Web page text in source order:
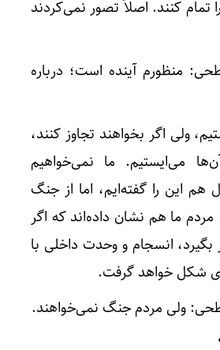
را تمام کنند. اصلاً تصور نمی‌کردند
منظورم آینده است؛ درباره
ولی اگر بخواهند تجاوز کنند،
می‌ایستیم. ما نمی‌خواهیم
هم این را گفته‌ایم، اما از جنگ
ما هم نشان داده‌اند که اگر
بگیرد، انسجام و وحدت داخلی با
شکل خواهد گرفت.
ولی مردم جنگ نمی‌خواهند.